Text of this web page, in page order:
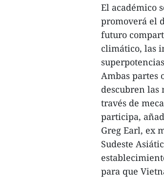
El académico
promoverá el
futuro
climático, las
Ambas partes
descubren las
través de
participa,
Greg Earl, ex
Sudeste
para que